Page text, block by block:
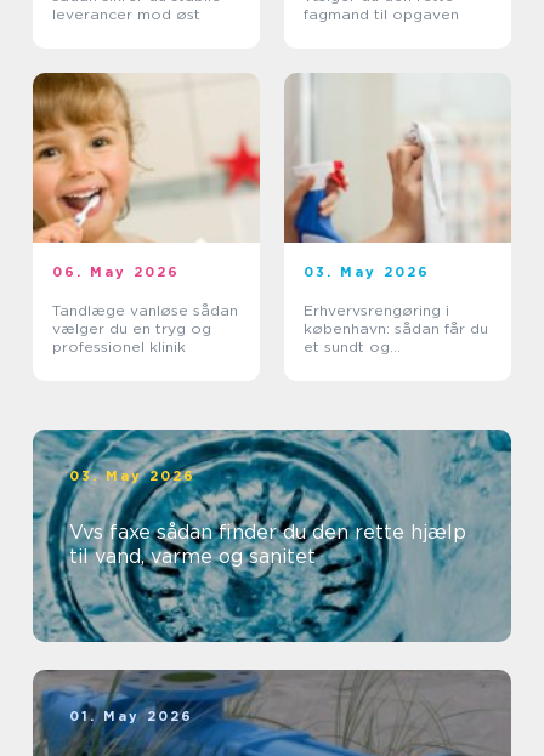
leverancer mod øst
fagmand til opgaven
06. May 2026
Tandlæge vanløse sådan
vælger du en tryg og
professionel klinik
03. May 2026
Erhvervsrengøring i
københavn: sådan får du
et sundt og
03. May 2026
Vvs faxe sådan finder du den rette hjælp
til vand, varme og sanitet
01. May 2026